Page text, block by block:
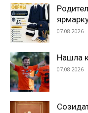
07.08.2026
Нашла
07.08.2026